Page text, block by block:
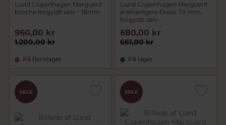
Lund Copenhagen Marguerit
broche forgyldt sølv - 18mm
1.200,00 kr
960,00 kr
På fjernlager
Lund Copenhagen Marguerit
ørehængere Disko 7,5 mm.
forgyldt sølv
661,00 kr
680,00 kr
På lager
PRIS
SALE SALE